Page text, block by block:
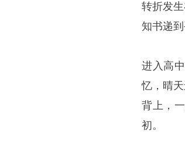
转折发
知书递
进入高
忆，晴
背上，
初。